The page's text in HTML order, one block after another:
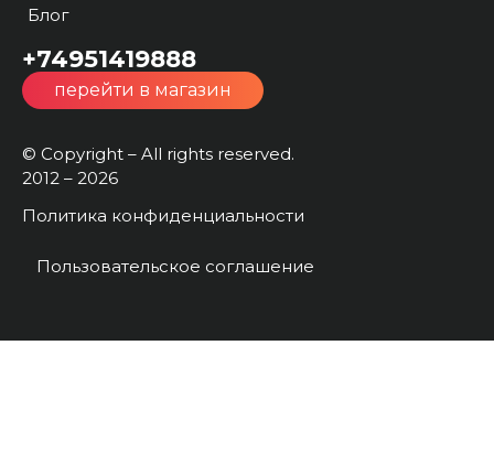
Блог
+74951419888
перейти в магазин
© Copyright – All rights reserved.
2012 – 2026
Политика конфиденциальности
Пользовательское соглашение